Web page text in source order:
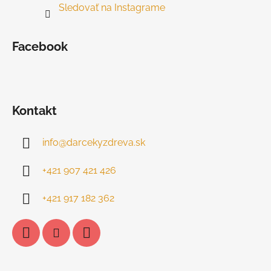
Sledovať na Instagrame
Facebook
Kontakt
info@darcekyzdreva.sk
+421 907 421 426
+421 917 182 362